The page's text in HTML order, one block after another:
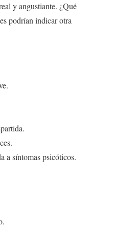
y angustiante. ¿Qué
podrían indicar otra
a síntomas psicóticos.